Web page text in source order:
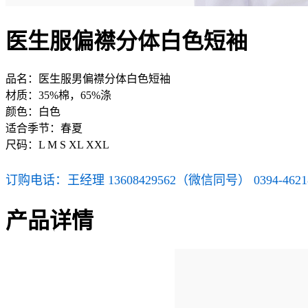
医生服偏襟分体白色短袖
品名：医生服男偏襟分体白色短袖
材质：35%棉，65%涤
颜色：白色
适合季节：春夏
尺码：L M S XL XXL
订购电话：王经理 13608429562（微信同号） 0394-
产品详情